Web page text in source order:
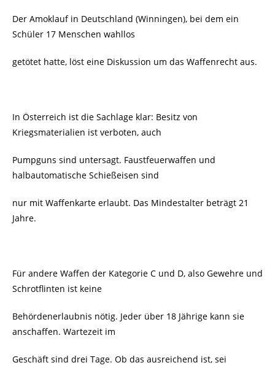
Der Amoklauf in Deutschland (Winningen), bei dem ein
Schüler 17 Menschen wahllos
getötet hatte, löst eine Diskussion um das Waffenrecht aus.
In Österreich ist die Sachlage klar: Besitz von
Kriegsmaterialien ist verboten, auch
Pumpguns sind untersagt. Faustfeuerwaffen und
halbautomatische Schießeisen sind
nur mit Waffenkarte erlaubt. Das Mindestalter beträgt 21
Jahre.
Für andere Waffen der Kategorie C und D, also Gewehre und
Schrotflinten ist keine
Behördenerlaubnis nötig. Jeder über 18 Jährige kann sie
anschaffen. Wartezeit im
Geschäft sind drei Tage. Ob das ausreichend ist, sei